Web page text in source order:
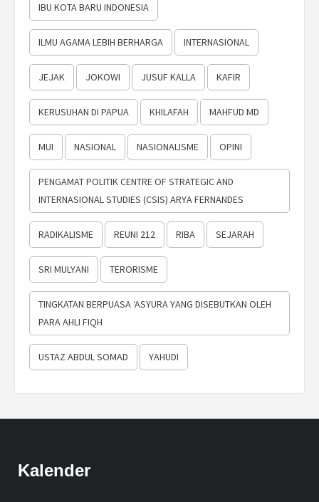
IBU KOTA BARU INDONESIA
ILMU AGAMA LEBIH BERHARGA INTERNASIONAL
JEJAK JOKOWI JUSUF KALLA KAFIR
KERUSUHAN DI PAPUA KHILAFAH MAHFUD MD
MUI NASIONAL NASIONALISME OPINI
PENGAMAT POLITIK CENTRE OF STRATEGIC AND
INTERNASIONAL STUDIES (CSIS) ARYA FERNANDES
RADIKALISME REUNI 212 RIBA SEJARAH
SRI MULYANI TERORISME
TINGKATAN BERPUASA ‘ASYURA YANG DISEBUTKAN OLEH
PARA AHLI FIQH
USTAZ ABDUL SOMAD YAHUDI
Kalender